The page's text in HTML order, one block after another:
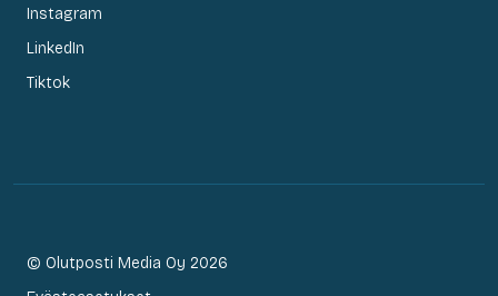
Instagram
LinkedIn
Tiktok
© Olutposti Media Oy 2026